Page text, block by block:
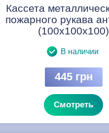
Кассета
пожарного рукава
(100x100x100)
В наличии
445 грн
Смотреть